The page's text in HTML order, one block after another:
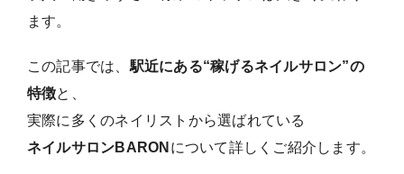
ます。
この記事では、駅近にある“稼げるネイルサロン”の
特徴と、
実際に多くのネイリストから選ばれている
ネイルサロンBARON について詳しくご紹介します。